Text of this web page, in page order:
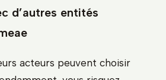
d’autres entités
acteurs peuvent choisir